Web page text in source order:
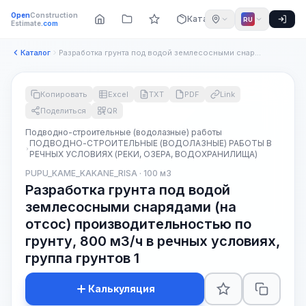
OpenConstruction
Estimate.com Каталог RU
Каталог Разработка грунта под водой землесосными снарядами (на отсос...
Копировать Excel TXT PDF
Link
Поделиться
QR
Подводно-строительные (водолазные) работы
ПОДВОДНО-СТРОИТЕЛЬНЫЕ (ВОДОЛАЗНЫЕ) РАБОТЫ В
РЕЧНЫХ УСЛОВИЯХ (РЕКИ, ОЗЕРА, ВОДОХРАНИЛИЩА)
PUPU_KAME_KAKANE_RISA · 100 м3
Разработка грунта под водой
землесосными снарядами (на
отсос) производительностью по
грунту, 800 м3/ч в речных условиях,
группа грунтов 1
Калькуляция